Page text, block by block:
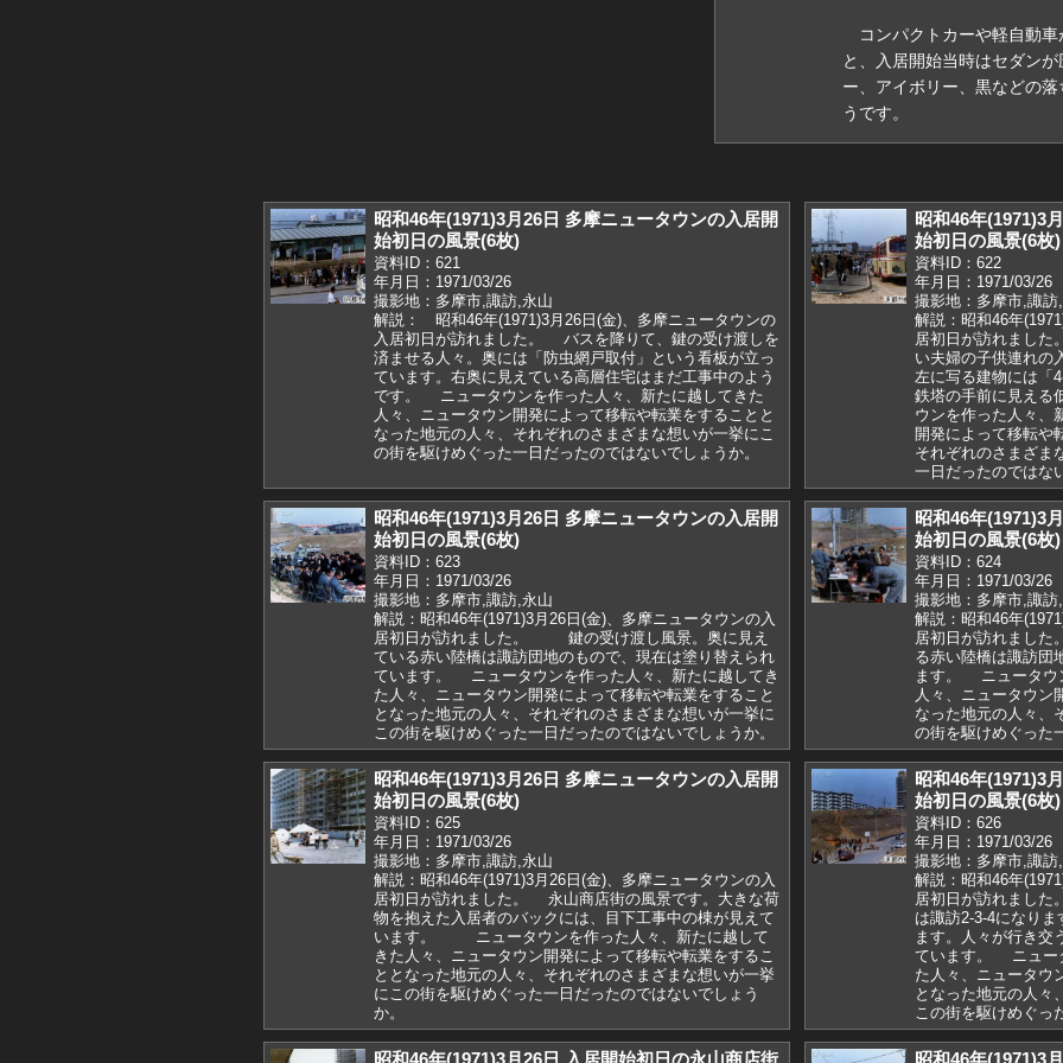
コンパクトカーや軽自動車
と、入居開始当時はセダン
ー、アイボリー、黒などの
うです。
昭和46年(1971)3月26日 多摩ニュータウンの入居開
始初日の風景(6枚)
資料ID：621
年月日：1971/03/26
撮影地：多摩市,諏訪,永山
解説： 昭和46年(1971)3月26日(金)、多摩ニュータウンの
入居初日が訪れました。 バスを降りて、鍵の受け渡しを
済ませる人々。奥には「防虫網戸取付」という看板が立っ
ています。右奥に見えている高層住宅はまだ工事中のよう
です。 ニュータウンを作った人々、新たに越してきた
人々、ニュータウン開発によって移転や転業をすることと
なった地元の人々、それぞれのさまざまな想いが一挙にこ
の街を駆けめぐった一日だったのではないでしょうか。
昭和46年(1971)3
始初日の風景(6枚)
資料ID：622
年月日：1971/03/26
撮影地：多摩市,諏
解説：昭和46年
居初日が訪れまし
い夫婦の子供連れの
左に写る建物には「
鉄塔の手前に見え
ウンを作った人々、
開発によって移転や
それぞれのさまざま
一日だったのではな
昭和46年(1971)3月26日 多摩ニュータウンの入居開
始初日の風景(6枚)
資料ID：623
年月日：1971/03/26
撮影地：多摩市,諏訪,永山
解説：昭和46年(1971)3月26日(金)、多摩ニュータウンの入
居初日が訪れました。 鍵の受け渡し風景。奥に見え
ている赤い陸橋は諏訪団地のもので、現在は塗り替えられ
ています。 ニュータウンを作った人々、新たに越してき
た人々、ニュータウン開発によって移転や転業をすること
となった地元の人々、それぞれのさまざまな想いが一挙に
この街を駆けめぐった一日だったのではないでしょうか。
昭和46年(1971)3
始初日の風景(6枚)
資料ID：624
年月日：1971/03/26
撮影地：多摩市,諏
解説：昭和46年
居初日が訪れまし
る赤い陸橋は諏訪団
ます。 ニュータウ
人々、ニュータウン
なった地元の人々、
の街を駆けめぐった
昭和46年(1971)3月26日 多摩ニュータウンの入居開
始初日の風景(6枚)
資料ID：625
年月日：1971/03/26
撮影地：多摩市,諏訪,永山
解説：昭和46年(1971)3月26日(金)、多摩ニュータウンの入
居初日が訪れました。 永山商店街の風景です。大きな荷
物を抱えた入居者のバックには、目下工事中の棟が見えて
います。 ニュータウンを作った人々、新たに越して
きた人々、ニュータウン開発によって移転や転業をするこ
ととなった地元の人々、それぞれのさまざまな想いが一挙
にこの街を駆けめぐった一日だったのではないでしょう
か。
昭和46年(1971)3
始初日の風景(6枚)
資料ID：626
年月日：1971/03/26
撮影地：多摩市,諏
解説：昭和46年
居初日が訪れまし
は諏訪2-3-4になり
ます。人々が行き交
ています。 ニュー
た人々、ニュータウ
となった地元の人々
この街を駆けめぐっ
昭和46年(1971)3月26日 入居開始初日の永山商店街 昭和46年(1971)3